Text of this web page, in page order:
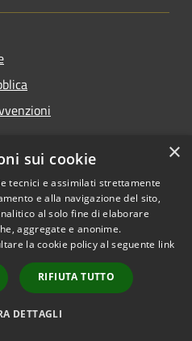
×
sui cookie
tecnici e assimilati strettamente
e alla navigazione del sito,
al solo fine di elaborare
aggregate e anonime.
la cookie policy al seguente link
RIFIUTA TUTTO
DETTAGLI